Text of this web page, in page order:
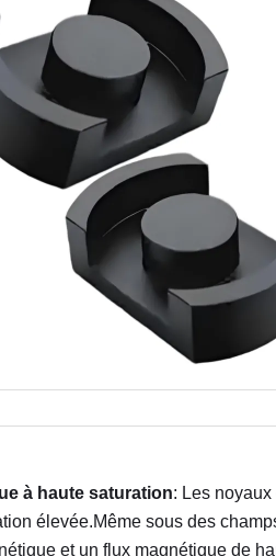
à haute saturation: Les
élevée.Même sous des
et un flux magnétique de